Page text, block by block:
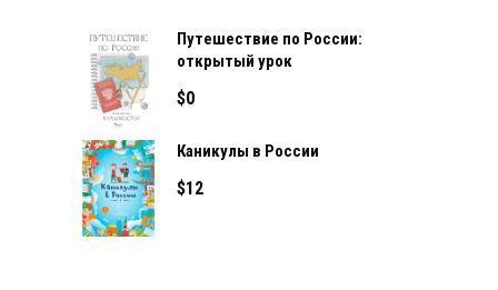
Путешествие по России:
открытый урок
$0
Каникулы в России
$12